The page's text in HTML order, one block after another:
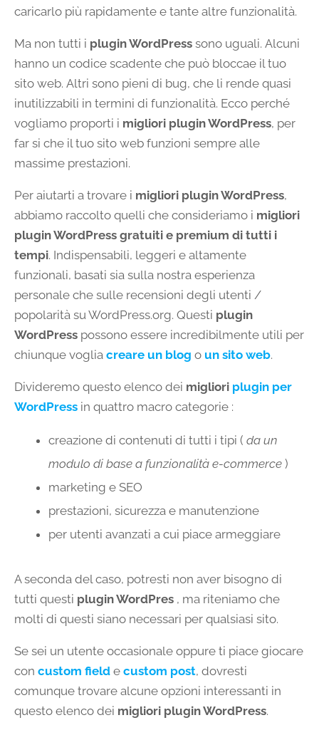
caricarlo più rapidamente e tante altre funzionalità.
Ma non tutti i plugin WordPress sono uguali. Alcuni
hanno un codice scadente che può bloccae il tuo
sito web. Altri sono pieni di bug, che li rende quasi
inutilizzabili in termini di funzionalità. Ecco perché
vogliamo proporti i migliori plugin WordPress, per
far si che il tuo sito web funzioni sempre alle
massime prestazioni.
Per aiutarti a trovare i migliori plugin WordPress,
abbiamo raccolto quelli che consideriamo i migliori
plugin WordPress gratuiti e premium di tutti i
tempi. Indispensabili, leggeri e altamente
funzionali, basati sia sulla nostra esperienza
personale che sulle recensioni degli utenti /
popolarità su WordPress.org. Questi plugin
WordPress possono essere incredibilmente utili per
chiunque voglia creare un blog o un sito web.
Divideremo questo elenco dei migliori plugin per
WordPress in quattro macro categorie :
creazione di contenuti di tutti i tipi ( da un
modulo di base a funzionalità e-commerce )
marketing e SEO
prestazioni, sicurezza e manutenzione
per utenti avanzati a cui piace armeggiare
A seconda del caso, potresti non aver bisogno di
tutti questi plugin WordPres , ma riteniamo che
molti di questi siano necessari per qualsiasi sito.
Se sei un utente occasionale oppure ti piace giocare
con custom field e custom post, dovresti
comunque trovare alcune opzioni interessanti in
questo elenco dei migliori plugin WordPress.